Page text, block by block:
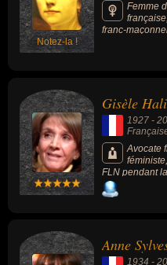
Notez-la !
Femme
franc-
l'origine de la
mixte
Gisèle
1927 -
Avocate
FLN pendant
battue pour la
et la
Anne
1934 -